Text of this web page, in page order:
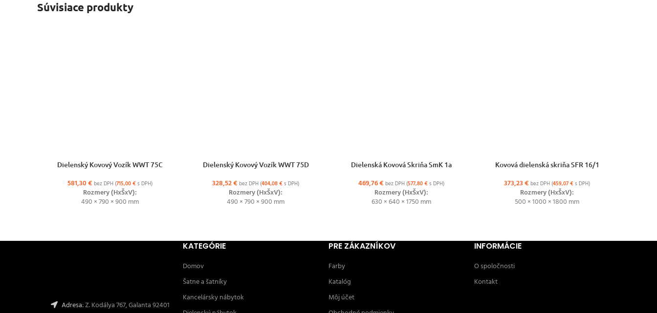
Súvisiace produkty
VÝBER MOŽNOSTÍ
Dielenský Kovový Vozík WWT 75C
581,30€ bez DPH (715,00€s DPH)
Rozmery (HxŠxV):
490 × 790 × 900 mm
VÝBER MOŽNOSTÍ
Dielenský Kovový Vozík WWT 75D
328,52€ bez DPH (404,08€s DPH)
Rozmery (HxŠxV):
490 × 790 × 900 mm
VÝBER MOŽNOSTÍ
Dielenská Kovová Skriňa SmK 1a
469,76€ bez DPH (577,80€s DPH)
Rozmery (HxŠxV):
630 × 640 × 1750 mm
VÝBER MOŽNOSTÍ
Kovová dielenská skriňa SFR 16/1
373,23€ bez DPH (459,07€s DPH)
Rozmery (HxŠxV):
500 × 1000 × 1800 mm
Adresa:Z. Kodálya 767, Galanta 92401
KATEGÓRIE
Domov
Šatne a šatníky
Kancelársky nábytok
PRE ZÁKAZNÍKOV
Farby
Katalóg
Môj účet
INFORMÁCIE
O spoločnosti
Kontakt